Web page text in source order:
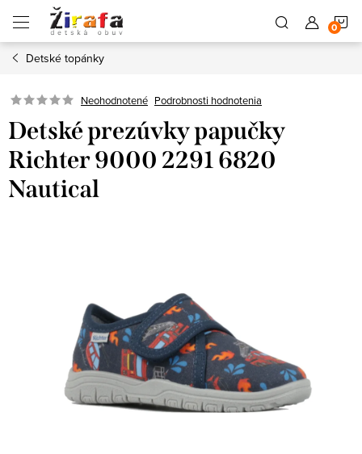
obsah
Detské topánky
Neohodnotené Podrobnosti hodnotenia
Detské prezúvky papučky
Richter 9000 2291 6820
Nautical